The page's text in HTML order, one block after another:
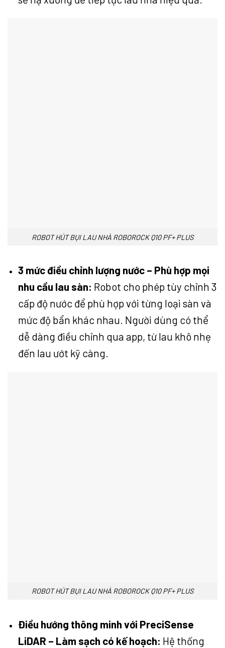
ROBOT HÚT BỤI LAU NHÀ ROBOROCK Q10 PF+ PLUS
3 mức điều chỉnh lượng nước – Phù hợp mọi
nhu cầu lau sàn: Robot cho phép tùy chỉnh 3
cấp độ nước để phù hợp với từng loại sàn và
mức độ bẩn khác nhau. Người dùng có thể
dễ dàng điều chỉnh qua app, từ lau khô nhẹ
đến lau ướt kỹ càng.
ROBOT HÚT BỤI LAU NHÀ ROBOROCK Q10 PF+ PLUS
Điều hướng thông minh với PreciSense
LiDAR – Làm sạch có kế hoạch: Hệ thống